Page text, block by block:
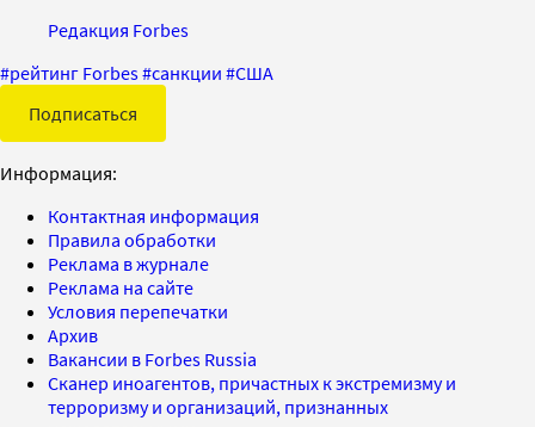
Редакция Forbes
#рейтинг Forbes#санкции #США
Подписаться
Информация:
Контактная информация
Правила обработки
Реклама в журнале
Реклама на сайте
Условия перепечатки
Архив
Вакансии в Forbes Russia
Сканер иноагентов, причастных к экстремизму и
терроризму и организаций, признанных